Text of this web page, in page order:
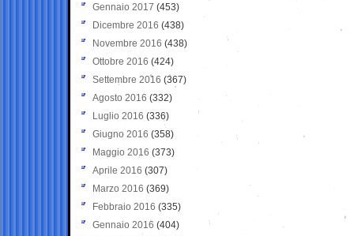
Gennaio 2017 (453)
Dicembre 2016 (438)
Novembre 2016 (438)
Ottobre 2016 (424)
Settembre 2016 (367)
Agosto 2016 (332)
Luglio 2016 (336)
Giugno 2016 (358)
Maggio 2016 (373)
Aprile 2016 (307)
Marzo 2016 (369)
Febbraio 2016 (335)
Gennaio 2016 (404)